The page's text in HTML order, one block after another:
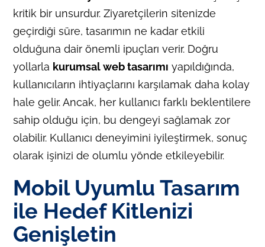
kritik bir unsurdur. Ziyaretçilerin sitenizde
geçirdiği süre, tasarımın ne kadar etkili
olduğuna dair önemli ipuçları verir. Doğru
yollarla kurumsal web tasarımı yapıldığında,
kullanıcıların ihtiyaçlarını karşılamak daha kolay
hale gelir. Ancak, her kullanıcı farklı beklentilere
sahip olduğu için, bu dengeyi sağlamak zor
olabilir. Kullanıcı deneyimini iyileştirmek, sonuç
olarak işinizi de olumlu yönde etkileyebilir.
Mobil Uyumlu Tasarım
ile Hedef Kitlenizi
Genişletin